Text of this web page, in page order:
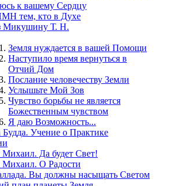
к вашему Сердцу
тем, кто в Духе
Микушину Т. Н.
Земля нуждается в вашей Помощи
Наступило время вернуться в
Отчий Дом
Послание человечеству Земли
Услышьте Мой Зов
Чувство борьбы не является
Божественным чувством
Я даю Возможность...
Будда. Учение о Практике
Михаил. Да будет Свет!
Михаил. О Радости
Вы должны насыщать Светом